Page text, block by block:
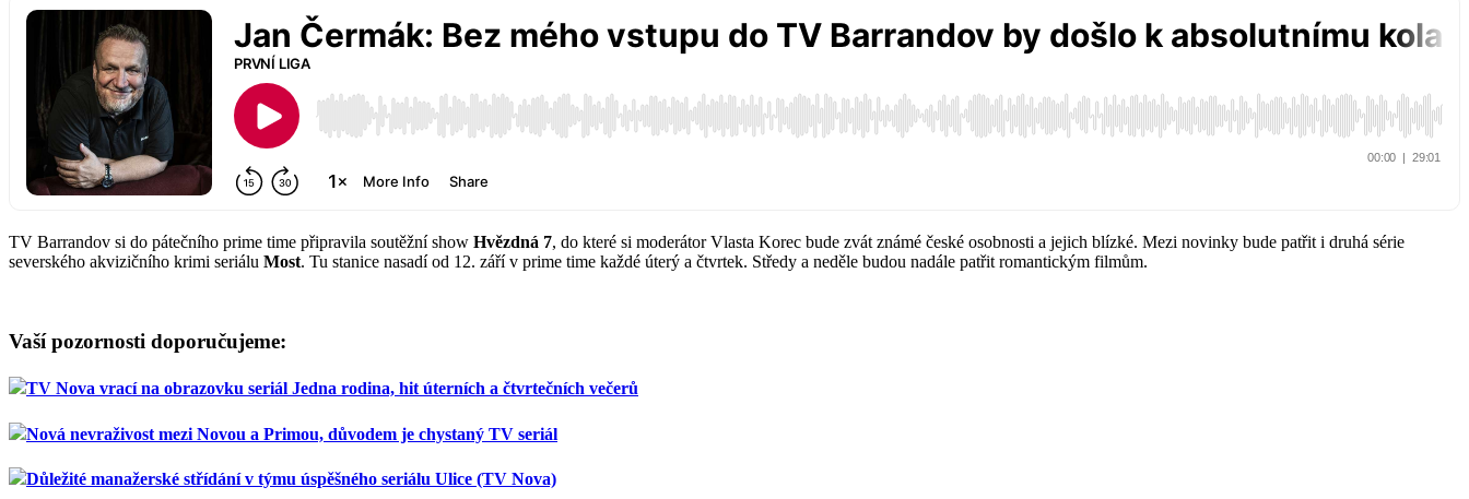
TV Barrandov si do pátečního prime time připravila soutěžní show Hvězdná 7, do které si moderátor Vlasta Korec bude zvát známé české osobnosti a jejich blízké. Mezi novinky bude patřit i druhá série
severského akvizičního krimi seriálu Most. Tu stanice nasadí od 12. září v prime time každé úterý a čtvrtek. Středy a neděle budou nadále patřit romantickým filmům.
Vaší pozornosti doporučujeme:
TV Nova vrací na obrazovku seriál Jedna rodina, hit úterních a čtvrtečních večerů
Nová nevraživost mezi Novou a Primou, důvodem je chystaný TV seriál
Důležité manažerské střídání v týmu úspěšného seriálu Ulice (TV Nova)